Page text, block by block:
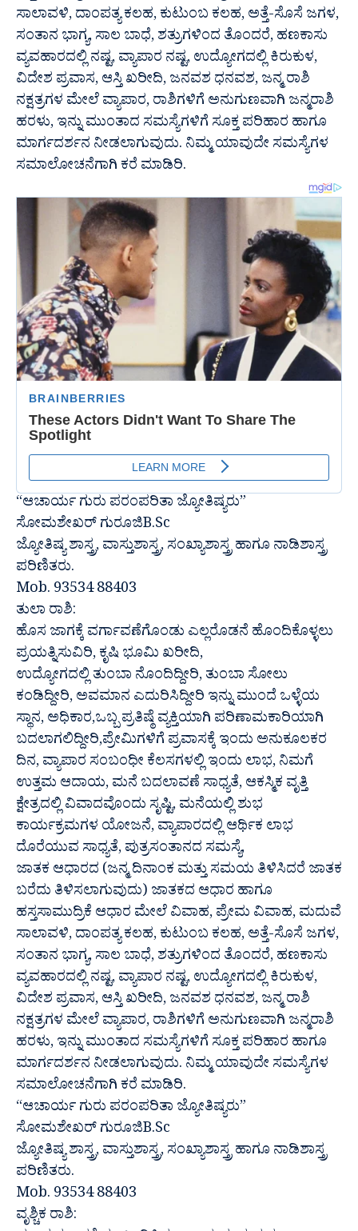
ಸಾಲಾವಳಿ, ದಾಂಪತ್ಯ ಕಲಹ, ಕುಟುಂಬ ಕಲಹ, ಅತ್ತೆ-ಸೊಸೆ ಜಗಳ,
ಸಂತಾನ ಭಾಗ್ಯ, ಸಾಲ ಬಾಧೆ, ಶತ್ರುಗಳಿಂದ ತೊಂದರೆ, ಹಣಕಾಸು
ವ್ಯವಹಾರದಲ್ಲಿ ನಷ್ಟ, ವ್ಯಾಪಾರ ನಷ್ಟ, ಉದ್ಯೋಗದಲ್ಲಿ ಕಿರುಕುಳ,
ವಿದೇಶ ಪ್ರವಾಸ, ಆಸ್ತಿ ಖರೀದಿ, ಜನವಶ ಧನವಶ, ಜನ್ಮ ರಾಶಿ
ನಕ್ಷತ್ರಗಳ ಮೇಲೆ ವ್ಯಾಪಾರ, ರಾಶಿಗಳಿಗೆ ಅನುಗುಣವಾಗಿ ಜನ್ಮರಾಶಿ
ಹರಳು, ಇನ್ನು ಮುಂತಾದ ಸಮಸ್ಯೆಗಳಿಗೆ ಸೂಕ್ತ ಪರಿಹಾರ ಹಾಗೂ
ಮಾರ್ಗದರ್ಶನ ನೀಡಲಾಗುವುದು. ನಿಮ್ಮ ಯಾವುದೇ ಸಮಸ್ಯೆಗಳ
ಸಮಾಲೋಚನೆಗಾಗಿ ಕರೆ ಮಾಡಿರಿ.
“ಆಚಾರ್ಯ ಗುರು ಪರಂಪರಿತಾ ಜ್ಯೋತಿಷ್ಯರು”
ಸೋಮಶೇಖರ್ ಗುರೂಜಿB.Sc
ಜ್ಯೋತಿಷ್ಯ ಶಾಸ್ತ್ರ, ವಾಸ್ತುಶಾಸ್ತ್ರ, ಸಂಖ್ಯಾಶಾಸ್ತ್ರ ಹಾಗೂ ನಾಡಿಶಾಸ್ತ್ರ
ಪರಿಣಿತರು.
Mob. 93534 88403
ತುಲಾ ರಾಶಿ:
ಹೊಸ ಜಾಗಕ್ಕೆ ವರ್ಗಾವಣೆಗೊಂಡು ಎಲ್ಲರೊಡನೆ ಹೊಂದಿಕೊಳ್ಳಲು
ಪ್ರಯತ್ನಿಸುವಿರಿ, ಕೃಷಿ ಭೂಮಿ ಖರೀದಿ,
ಉದ್ಯೋಗದಲ್ಲಿ ತುಂಬಾ ನೊಂದಿದ್ದೀರಿ, ತುಂಬಾ ಸೋಲು
ಕಂಡಿದ್ದೀರಿ, ಅವಮಾನ ಎದುರಿಸಿದ್ದೀರಿ ಇನ್ನು ಮುಂದೆ ಒಳ್ಳೆಯ
ಸ್ಥಾನ, ಅಧಿಕಾರ,ಒಬ್ಬ ಪ್ರತಿಷ್ಠೆ ವ್ಯಕ್ತಿಯಾಗಿ ಪರಿಣಾಮಕಾರಿಯಾಗಿ
ಬದಲಾಗಲಿದ್ದೀರಿ,ಪ್ರೇಮಿಗಳಿಗೆ ಪ್ರವಾಸಕ್ಕೆ ಇಂದು ಅನುಕೂಲಕರ
ದಿನ, ವ್ಯಾಪಾರ ಸಂಬಂಧೀ ಕೆಲಸಗಳಲ್ಲಿ ಇಂದು ಲಾಭ, ನಿಮಗೆ
ಉತ್ತಮ ಆದಾಯ, ಮನೆ ಬದಲಾವಣೆ ಸಾಧ್ಯತೆ, ಆಕಸ್ಮಿಕ ವೃತ್ತಿ
ಕ್ಷೇತ್ರದಲ್ಲಿ ವಿವಾದವೊಂದು ಸೃಷ್ಟಿ, ಮನೆಯಲ್ಲಿ ಶುಭ
ಕಾರ್ಯಕ್ರಮಗಳ ಯೋಜನೆ, ವ್ಯಾಪಾರದಲ್ಲಿ ಆರ್ಥಿಕ ಲಾಭ
ದೊರೆಯುವ ಸಾಧ್ಯತೆ, ಪುತ್ರಸಂತಾನದ ಸಮಸ್ಯೆ,
ಜಾತಕ ಆಧಾರದ (ಜನ್ಮ ದಿನಾಂಕ ಮತ್ತು ಸಮಯ ತಿಳಿಸಿದರೆ ಜಾತಕ
ಬರೆದು ತಿಳಿಸಲಾಗುವುದು) ಜಾತಕದ ಆಧಾರ ಹಾಗೂ
ಹಸ್ತಸಾಮುದ್ರಿಕೆ ಆಧಾರ ಮೇಲೆ ವಿವಾಹ, ಪ್ರೇಮ ವಿವಾಹ, ಮದುವೆ
ಸಾಲಾವಳಿ, ದಾಂಪತ್ಯ ಕಲಹ, ಕುಟುಂಬ ಕಲಹ, ಅತ್ತೆ-ಸೊಸೆ ಜಗಳ,
ಸಂತಾನ ಭಾಗ್ಯ, ಸಾಲ ಬಾಧೆ, ಶತ್ರುಗಳಿಂದ ತೊಂದರೆ, ಹಣಕಾಸು
ವ್ಯವಹಾರದಲ್ಲಿ ನಷ್ಟ, ವ್ಯಾಪಾರ ನಷ್ಟ, ಉದ್ಯೋಗದಲ್ಲಿ ಕಿರುಕುಳ,
ವಿದೇಶ ಪ್ರವಾಸ, ಆಸ್ತಿ ಖರೀದಿ, ಜನವಶ ಧನವಶ, ಜನ್ಮ ರಾಶಿ
ನಕ್ಷತ್ರಗಳ ಮೇಲೆ ವ್ಯಾಪಾರ, ರಾಶಿಗಳಿಗೆ ಅನುಗುಣವಾಗಿ ಜನ್ಮರಾಶಿ
ಹರಳು, ಇನ್ನು ಮುಂತಾದ ಸಮಸ್ಯೆಗಳಿಗೆ ಸೂಕ್ತ ಪರಿಹಾರ ಹಾಗೂ
ಮಾರ್ಗದರ್ಶನ ನೀಡಲಾಗುವುದು. ನಿಮ್ಮ ಯಾವುದೇ ಸಮಸ್ಯೆಗಳ
ಸಮಾಲೋಚನೆಗಾಗಿ ಕರೆ ಮಾಡಿರಿ.
“ಆಚಾರ್ಯ ಗುರು ಪರಂಪರಿತಾ ಜ್ಯೋತಿಷ್ಯರು”
ಸೋಮಶೇಖರ್ ಗುರೂಜಿB.Sc
ಜ್ಯೋತಿಷ್ಯ ಶಾಸ್ತ್ರ, ವಾಸ್ತುಶಾಸ್ತ್ರ, ಸಂಖ್ಯಾಶಾಸ್ತ್ರ ಹಾಗೂ ನಾಡಿಶಾಸ್ತ್ರ
ಪರಿಣಿತರು.
Mob. 93534 88403
ವೃಶ್ಚಿಕ ರಾಶಿ: